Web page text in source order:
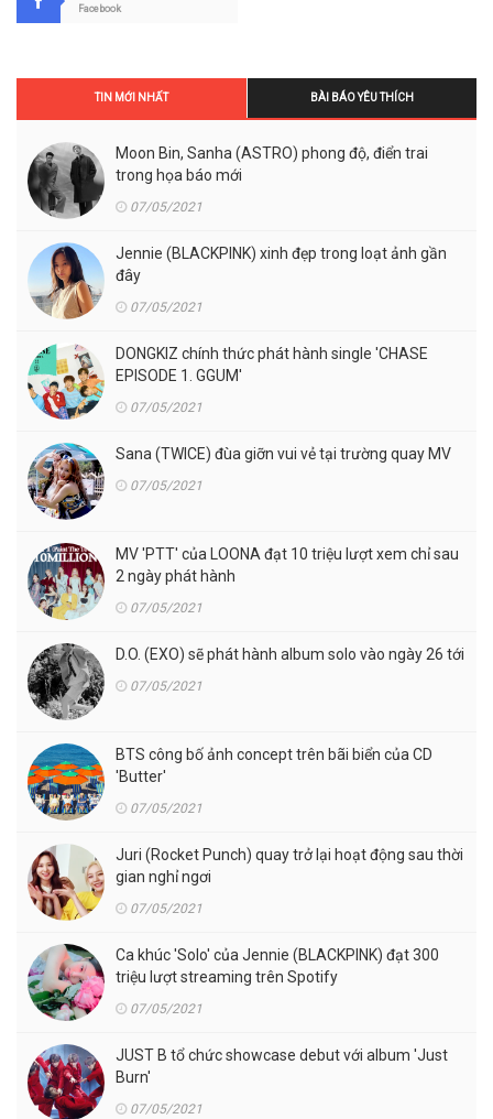
Facebook
TIN MỚI NHẤT BÀI BÁO YÊU THÍCH
Moon Bin, Sanha (ASTRO) phong độ, điển trai
trong họa báo mới
07/05/2021
Jennie (BLACKPINK) xinh đẹp trong loạt ảnh gần
đây
07/05/2021
DONGKIZ chính thức phát hành single 'CHASE
EPISODE 1. GGUM'
07/05/2021
Sana (TWICE) đùa giỡn vui vẻ tại trường quay MV
07/05/2021
MV 'PTT' của LOONA đạt 10 triệu lượt xem chỉ sau
2 ngày phát hành
07/05/2021
D.O. (EXO) sẽ phát hành album solo vào ngày 26 tới
07/05/2021
BTS công bố ảnh concept trên bãi biển của CD
'Butter'
07/05/2021
Juri (Rocket Punch) quay trở lại hoạt động sau thời
gian nghỉ ngơi
07/05/2021
Ca khúc 'Solo' của Jennie (BLACKPINK) đạt 300
triệu lượt streaming trên Spotify
07/05/2021
JUST B tổ chức showcase debut với album 'Just
Burn'
07/05/2021